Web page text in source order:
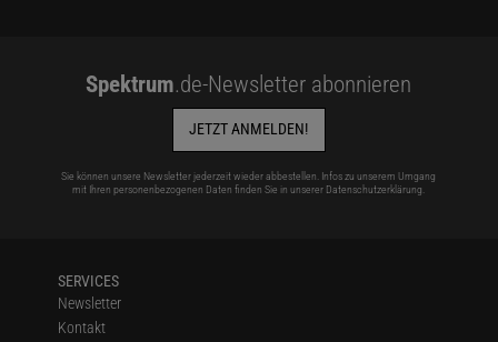
Spektrum.de-Newsletter abonnieren
JETZT ANMELDEN!
Sie können unsere Newsletter jederzeit wieder abbestellen. Infos zu unserem Umgang
mit Ihren personenbezogenen Daten finden Sie in unserer Datenschutzerklärung.
SERVICES
Newsletter
Kontakt